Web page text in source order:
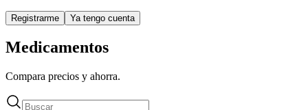
Registrarme Ya tengo cuenta
Medicamentos
Compara precios y ahorra.